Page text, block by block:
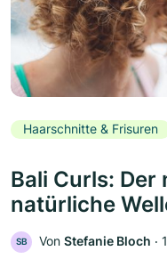
Haarschnitte & Frisuren
Bali Curls:
natürliche
SB Von Stefanie Bloch ‧